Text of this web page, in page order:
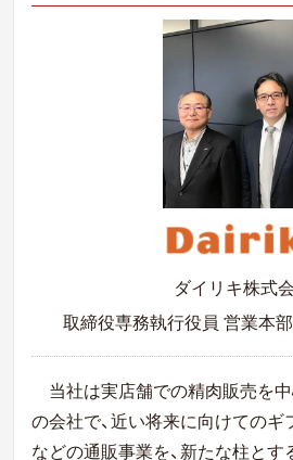
ダイリキ株式
取締役専務執行役員 営業本
当社は実店舗での精肉販売を
の会社で、近い将来に向けての
などの通販事業を、新たな柱と